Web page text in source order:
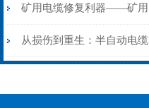
生”
安装与接线：精准修复的工
艺基石
矿用电缆修复利器——矿用
电缆热补机智能控温，安全
从损伤到重生：半自动电缆